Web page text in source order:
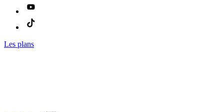
Les plans